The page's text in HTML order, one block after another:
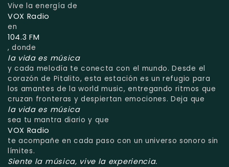
Vive la energía de
VOX Radio
en
104.3 FM
, donde
la vida es música
y cada melodía te conecta con el mundo. Desde el
corazón de Pitalito, esta estación es un refugio para
los amantes de la world music, entregando ritmos que
cruzan fronteras y despiertan emociones. Deja que
la vida es música
sea tu mantra diario y que
VOX Radio
te acompañe en cada paso con un universo sonoro sin
límites.
Siente la música, vive la experiencia.